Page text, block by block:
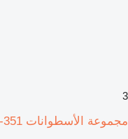
3
مجموعة الأسطوانات 351-8229 لـ لودر حفار Caterpillar 420F